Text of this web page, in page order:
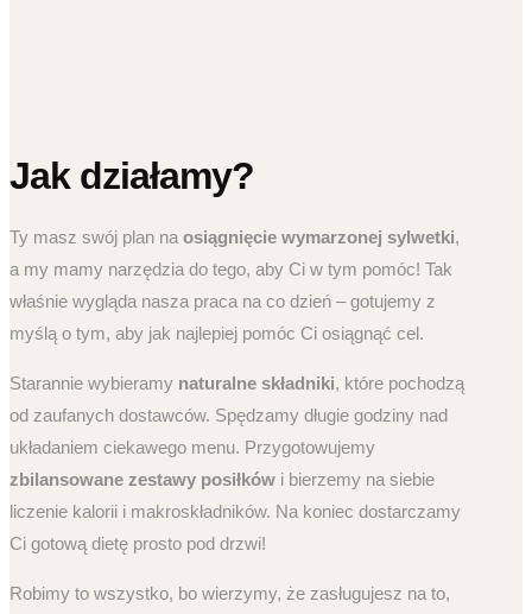
Jak działamy?
Ty masz swój plan na osiągnięcie wymarzonej sylwetki,
a my mamy narzędzia do tego, aby Ci w tym pomóc! Tak
właśnie wygląda nasza praca na co dzień – gotujemy z
myślą o tym, aby jak najlepiej pomóc Ci osiągnąć cel.
Starannie wybieramy naturalne składniki, które pochodzą
od zaufanych dostawców. Spędzamy długie godziny nad
układaniem ciekawego menu. Przygotowujemy
zbilansowane zestawy posiłków i bierzemy na siebie
liczenie kalorii i makroskładników. Na koniec dostarczamy
Ci gotową dietę prosto pod drzwi!
Robimy to wszystko, bo wierzymy, że zasługujesz na to,